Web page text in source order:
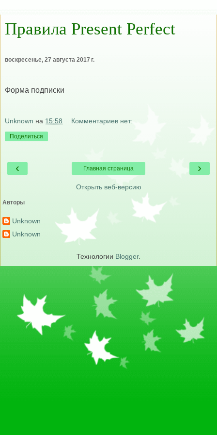
Правила Present Perfect
воскресенье, 27 августа 2017 г.
Форма подписки
Unknown на 15:58 Комментариев нет:
Поделиться
‹ ›
Главная страница
Открыть веб-версию
Авторы
Unknown
Unknown
Технологии Blogger.